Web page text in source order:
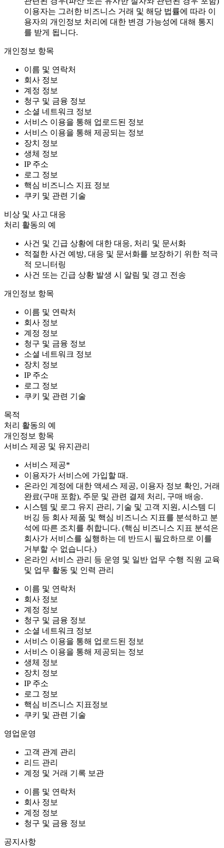
이용자는 그러한 비즈니스 거래 및 해당 법률에 따라 이
용자의 개인정보 처리에 대한 변경 가능성에 대해 통지
를 받게 됩니다.
개인정보 항목
이름 및 연락처
회사 정보
계정 정보
청구 및 금융 정보
소셜 네트워크 정보
서비스 이용을 통해 업로드된 정보
서비스 이용을 통해 제공되는 정보
장치 정보
생체 정보
IP 주소
로그 정보
핵심 비즈니스 지표 정보
쿠키 및 관련 기술
비상 및 사고 대응
처리 활동의 예
사건 및 긴급 상황에 대한 대응, 처리 및 문서화
적절한 사건 예방, 대응 및 문서화를 보장하기 위한 적극
적 모니터링
사건 또는 긴급 상황 발생 시 알림 및 경고 전송
개인정보 항목
이름 및 연락처
회사 정보
계정 정보
청구 및 금융 정보
소셜 네트워크 정보
장치 정보
IP 주소
로그 정보
쿠키 및 관련 기술
목적
처리 활동의 예
개인정보 항목
서비스 제공 및 유지관리
서비스 제공*
이용자가 서비스에 가입할 때.
온라인 계정에 대한 액세스 제공, 이용자 정보 확인, 거래
완료(구매 포함), 주문 및 관련 결제 처리, 구매 배송.
시스템 및 로그 유지 관리, 기술 및 고객 지원, 시스템 디
버깅 등 회사 제품 및 핵심 비즈니스 지표를 분석하고 분
석에 따른 조치를 취합니다. (핵심 비즈니스 지표 분석은
회사가 서비스를 실행하는 데 반드시 필요하므로 이를
거부할 수 없습니다.)
온라인 서비스 관리 등 운영 및 일반 업무 수행 직원 교육
및 업무 활동 및 인력 관리
이름 및 연락처
회사 정보
계정 정보
청구 및 금융 정보
소셜 네트워크 정보
서비스 이용을 통해 업로드된 정보
서비스 이용을 통해 제공되는 정보
생체 정보
장치 정보
IP 주소
로그 정보
핵심 비즈니스 지표정보
쿠키 및 관련 기술
영업운영
고객 관계 관리
리드 관리
계정 및 거래 기록 보관
이름 및 연락처
회사 정보
계정 정보
청구 및 금융 정보
공지사항